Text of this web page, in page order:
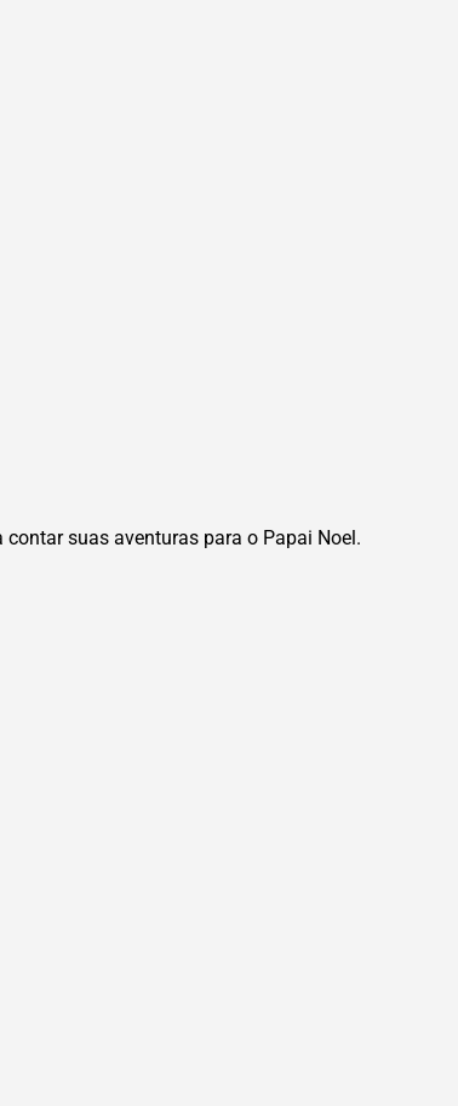
suas aventuras para o Papai Noel.